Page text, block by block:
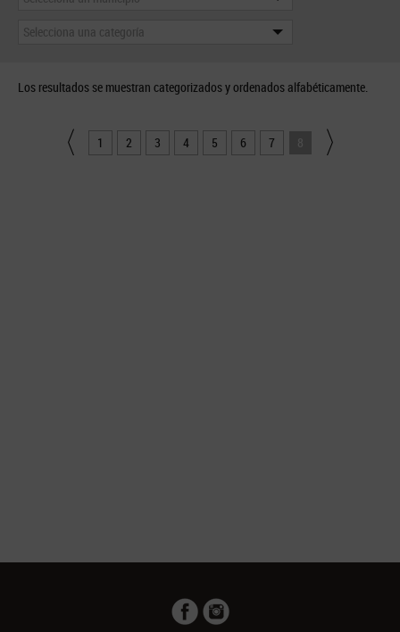
Selecciona una categoría
Los resultados se muestran categorizados y ordenados alfabéticamente.
1 2 3 4 5 6 7 8